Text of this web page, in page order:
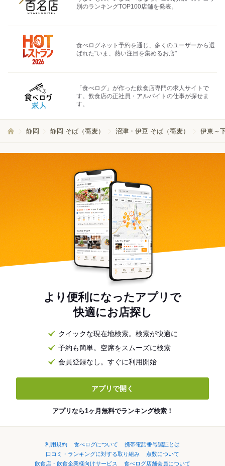
別のランキングTOP100店舗を発表。
食べログネット予約を通じ、多くのユーザーから選
ばれた"いま、熱い注目を集めるお店"
「食べログ」が作った飲食店専門の求人サイトで
す。飲食店の正社員・アルバイトの仕事が探せま
す。
静岡 静岡 そば（蕎麦） 沼津・伊豆 そば（蕎麦） 伊東～
より便利になったアプリで
快適にお店探し
クイックな現在地検索。検索が快適に
予約も簡単。空席をスムーズに検索
会員登録なし。すぐに利用開始
アプリで開く
アプリなら1ヶ月無料でランキング検索！
利用規約 食べログについて
携帯電話番号認証とは
口コミ・ランキングに対する取り組み
点数について
飲食店・飲食企業様向けサービス
食べログ店舗会員について